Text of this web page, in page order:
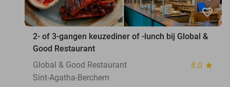
favorite_border
2- of 3-gangen keuzediner of -lunch bij Global &
Good Restaurant
Global & Good Restaurant
8.0 star
Sint-Agatha-Berchem